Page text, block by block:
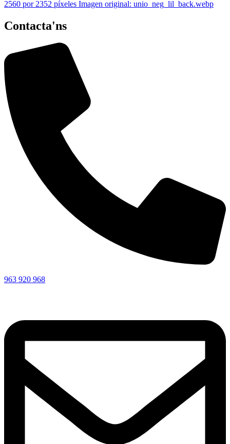
Contacta'ns
963 920 968